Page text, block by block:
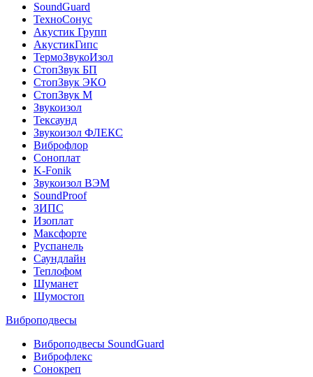
SoundGuard
ТехноСонус
Акустик Групп
АкустикГипс
ТермоЗвукоИзол
СтопЗвук БП
СтопЗвук ЭКО
СтопЗвук М
Звукоизол
Тексаунд
Звукоизол ФЛЕКС
Виброфлор
Соноплат
K-Fonik
Звукоизол ВЭМ
SoundProof
ЗИПС
Изоплат
Максфорте
Руспанель
Саундлайн
Теплофом
Шуманет
Шумостоп
Виброподвесы
Виброподвесы SoundGuard
Виброфлекс
Сонокреп